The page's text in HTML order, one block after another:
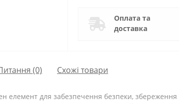
Оплата та
доставка
(0) Схожі товари
елемент для забезпечення безпеки, збереження